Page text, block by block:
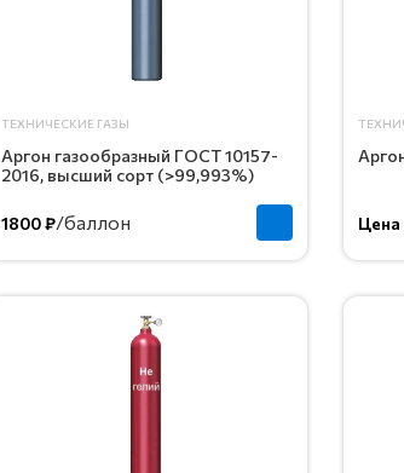
ТЕХНИЧЕСКИЕ ГАЗЫ
Аргон газообразный ГОСТ 10157-
2016, высший сорт (>99,993%)
1800 ₽/баллон Цена